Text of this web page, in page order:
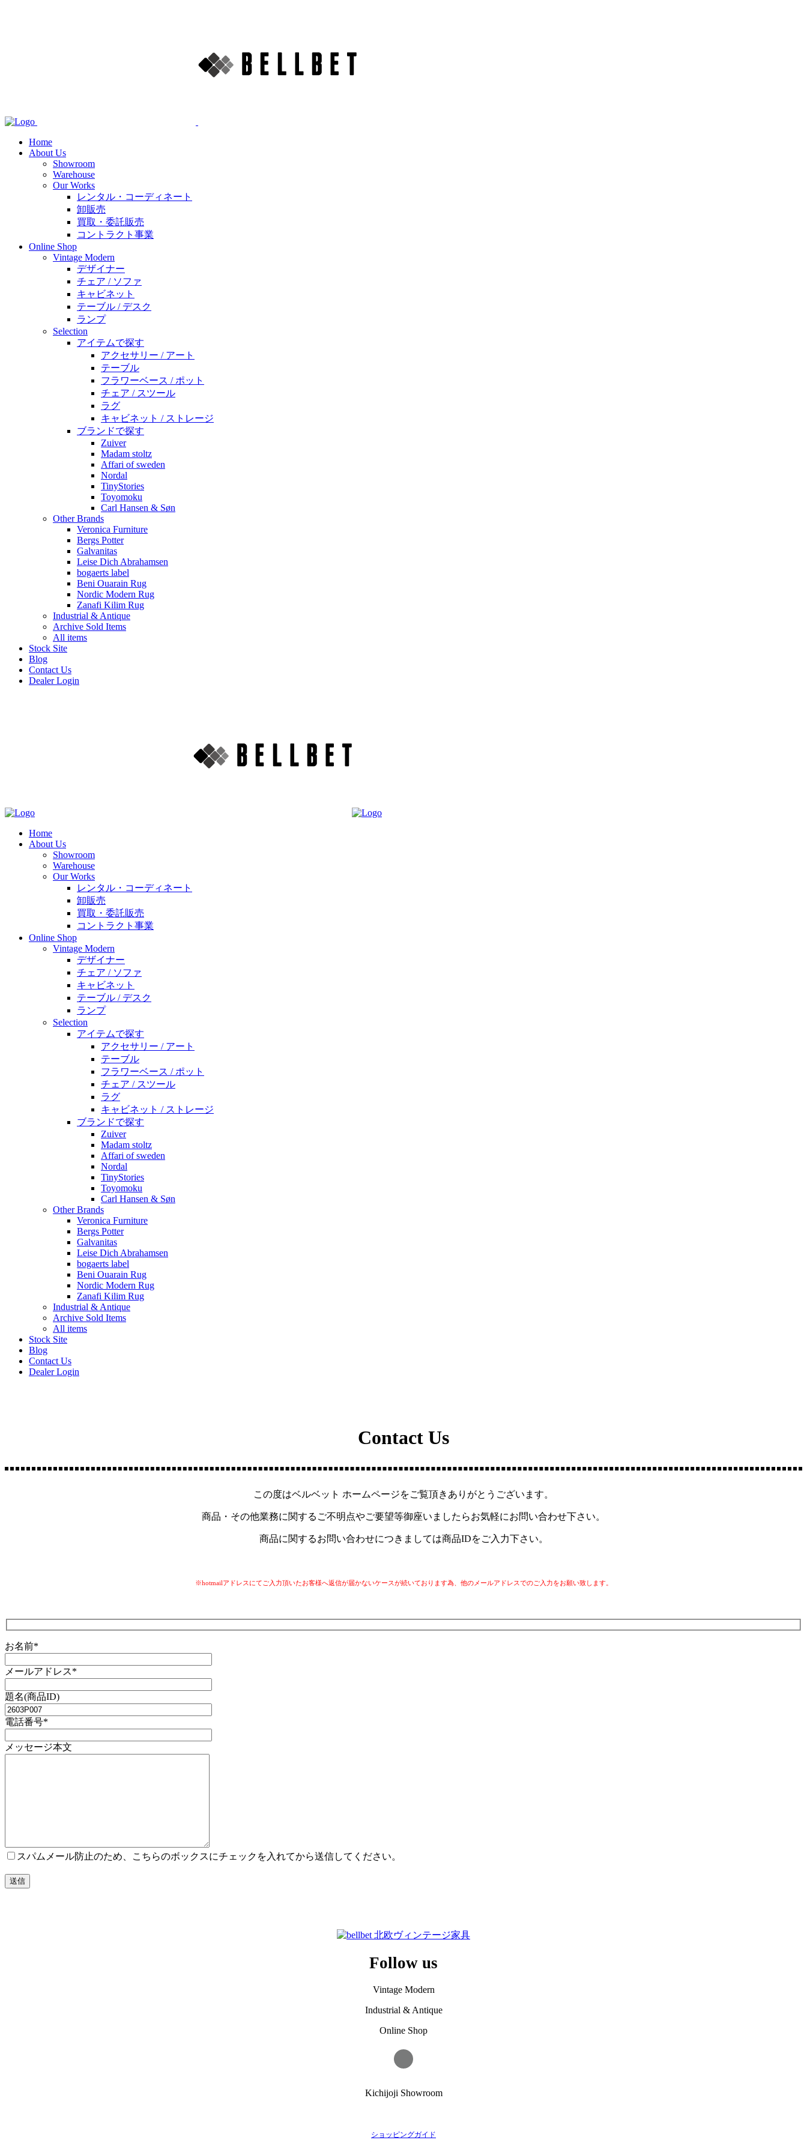
Home
About Us
Showroom
Warehouse
Our Works
レンタル・コーディネート
卸販売
買取・委託販売
コントラクト事業
Online Shop
Vintage Modern
デザイナー
チェア / ソファ
キャビネット
テーブル / デスク
ランプ
Selection
アイテムで探す
アクセサリー / アート
テーブル
フラワーベース / ポット
チェア / スツール
ラグ
キャビネット / ストレージ
ブランドで探す
Zuiver
Madam stoltz
Affari of sweden
Nordal
TinyStories
Toyomoku
Carl Hansen & Søn
Other Brands
Veronica Furniture
Bergs Potter
Galvanitas
Leise Dich Abrahamsen
bogaerts label
Beni Ouarain Rug
Nordic Modern Rug
Zanafi Kilim Rug
Industrial & Antique
Archive Sold Items
All items
Stock Site
Blog
Contact Us
Dealer Login
Home
About Us
Showroom
Warehouse
Our Works
レンタル・コーディネート
卸販売
買取・委託販売
コントラクト事業
Online Shop
Vintage Modern
デザイナー
チェア / ソファ
キャビネット
テーブル / デスク
ランプ
Selection
アイテムで探す
アクセサリー / アート
テーブル
フラワーベース / ポット
チェア / スツール
ラグ
キャビネット / ストレージ
ブランドで探す
Zuiver
Madam stoltz
Affari of sweden
Nordal
TinyStories
Toyomoku
Carl Hansen & Søn
Other Brands
Veronica Furniture
Bergs Potter
Galvanitas
Leise Dich Abrahamsen
bogaerts label
Beni Ouarain Rug
Nordic Modern Rug
Zanafi Kilim Rug
Industrial & Antique
Archive Sold Items
All items
Stock Site
Blog
Contact Us
Dealer Login
Contact Us
この度はベルベット ホームページをご覧頂きありがとうございます。
商品・その他業務に関するご不明点やご要望等御座いましたらお気軽にお問い合わせ下さい。
商品に関するお問い合わせにつきましては商品IDをご入力下さい。
※hotmailアドレスにてご入力頂いたお客様へ返信が届かないケースが続いております為、他のメールアドレスでのご入力をお願い致します。
お名前*
メールアドレス*
題名(商品ID)
電話番号*
メッセージ本文
スパムメール防止のため、こちらのボックスにチェックを入れてから送信してください。
Follow us
Vintage Modern
Industrial & Antique
Online Shop
Kichijoji Showroom
ショッピングガイド